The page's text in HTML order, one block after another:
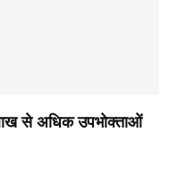
से अधिक उपभोक्ताओं